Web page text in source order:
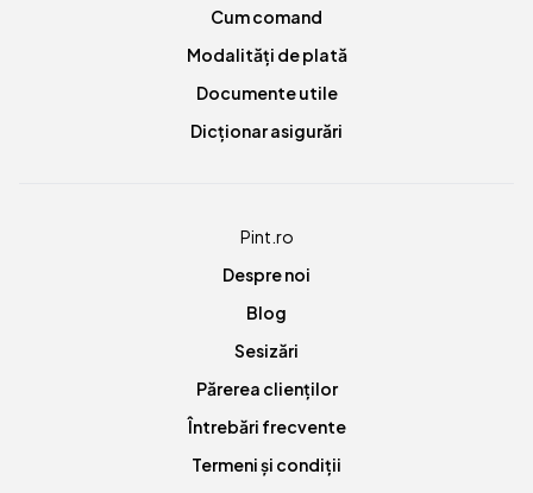
Cum comand
Modalități de plată
Documente utile
Dicționar asigurări
Pint.ro
Despre noi
Blog
Sesizări
Părerea clienților
Întrebări frecvente
Termeni și condiții